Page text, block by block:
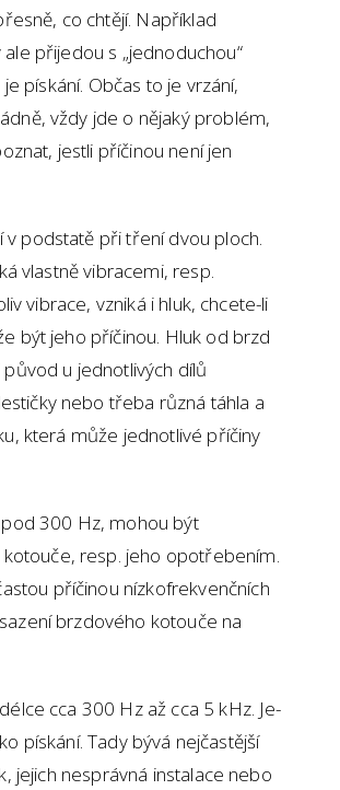
co chtějí. Například
přijedou s „jednoduchou“
pískání. Občas to je vrzání,
vždy jde o nějaký problém,
jestli příčinou není jen
v podstatě při tření dvou ploch.
vlastně vibracemi, resp.
vibrace, vzniká i hluk, chcete-li
být jeho příčinou. Hluk od brzd
u jednotlivých dílů
nebo třeba různá táhla a
která může jednotlivé příčiny
300 Hz, mohou být
resp. jeho opotřebením.
příčinou nízkofrekvenčních
brzdového kotouče na
cca 300 Hz až cca 5 kHz. Je-
pískání. Tady bývá nejčastější
jejich nesprávná instalace nebo